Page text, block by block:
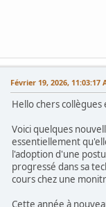
Février 19, 2026, 11:03:17
Hello chers collègues
Voici quelques
essentiellement
l'adoption d'une
progressé dans sa
cours chez une
Cette année à